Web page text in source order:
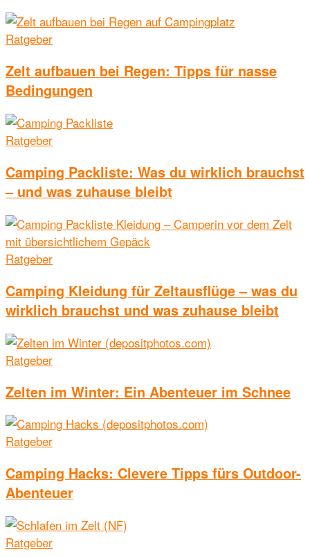
Ratgeber
Zelt aufbauen bei Regen: Tipps für nasse
Bedingungen
Ratgeber
Camping Packliste: Was du wirklich brauchst
– und was zuhause bleibt
Ratgeber
Camping Kleidung für Zeltausflüge – was du
wirklich brauchst und was zuhause bleibt
Ratgeber
Zelten im Winter: Ein Abenteuer im Schnee
Ratgeber
Camping Hacks: Clevere Tipps fürs Outdoor-
Abenteuer
Ratgeber